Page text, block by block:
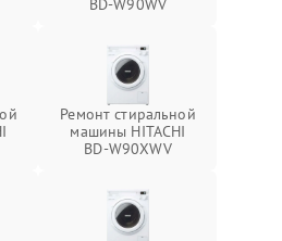
BD-W90WV
Ремонт стиральной
машины HITACHI
BD-W90XWV